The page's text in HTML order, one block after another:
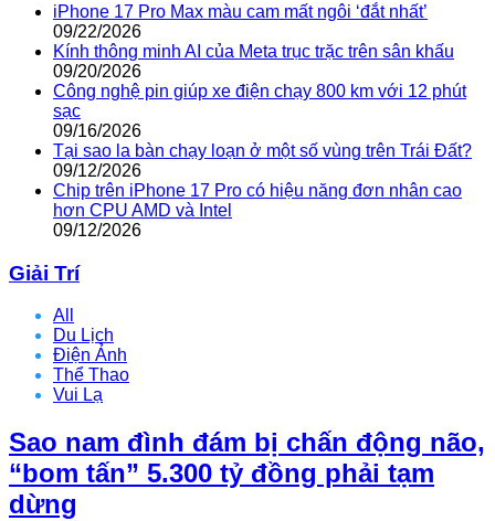
iPhone 17 Pro Max màu cam mất ngôi ‘đắt nhất’
09/22/2026
Kính thông minh AI của Meta trục trặc trên sân khấu
09/20/2026
Công nghệ pin giúp xe điện chạy 800 km với 12 phút
sạc
09/16/2026
Tại sao la bàn chạy loạn ở một số vùng trên Trái Đất?
09/12/2026
Chip trên iPhone 17 Pro có hiệu năng đơn nhân cao
hơn CPU AMD và Intel
09/12/2026
Giải Trí
All
Du Lịch
Điện Ảnh
Thể Thao
Vui Lạ
Sao nam đình đám bị chấn động não,
“bom tấn” 5.300 tỷ đồng phải tạm
dừng